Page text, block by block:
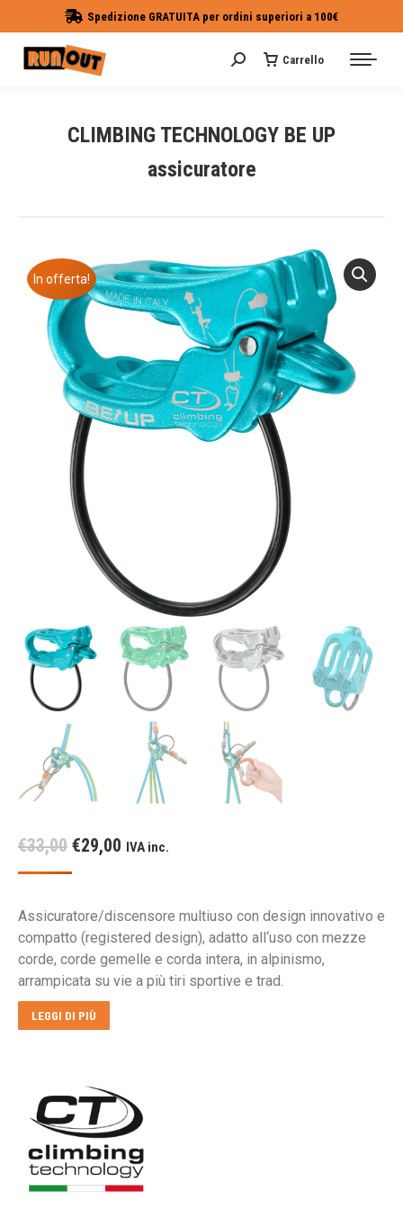
Spedizione GRATUITA per ordini superiori a 100€
Cerca: Carrello
CLIMBING TECHNOLOGY BE UP
assicuratore
In offerta!
€33,00 Il
prezzo
era:
€33,00.
€29,00 Il
è:
€29,00.
IVA inc.
Assicuratore/discensore multiuso con design innovativo e
compatto (registered design), adatto all‘uso con mezze
corde, corde gemelle e corda intera, in alpinismo,
arrampicata su vie a più tiri sportive e trad.
LEGGI DI PIÙ